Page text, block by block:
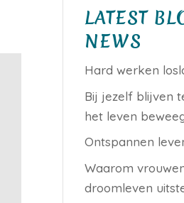
LATEST
NEWS
Hard werken
Bij jezelf blijven
het leven
Ontspannen
Waarom
droomleven